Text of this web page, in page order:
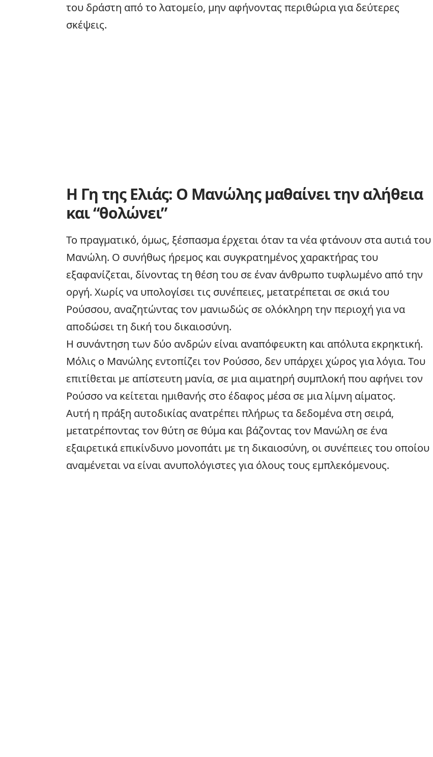
του δράστη από το λατομείο, μην αφήνοντας περιθώρια για δεύτερες
σκέψεις.
Η Γη της Ελιάς: Ο Μανώλης μαθαίνει την αλήθεια
και “θολώνει”
Το πραγματικό, όμως, ξέσπασμα έρχεται όταν τα νέα φτάνουν στα αυτιά του
Μανώλη. Ο συνήθως ήρεμος και συγκρατημένος χαρακτήρας του
εξαφανίζεται, δίνοντας τη θέση του σε έναν άνθρωπο τυφλωμένο από την
οργή. Χωρίς να υπολογίσει τις συνέπειες, μετατρέπεται σε σκιά του
Ρούσσου, αναζητώντας τον μανιωδώς σε ολόκληρη την περιοχή για να
αποδώσει τη δική του δικαιοσύνη.
Η συνάντηση των δύο ανδρών είναι αναπόφευκτη και απόλυτα εκρηκτική.
Μόλις ο Μανώλης εντοπίζει τον Ρούσσο, δεν υπάρχει χώρος για λόγια. Του
επιτίθεται με απίστευτη μανία, σε μια αιματηρή συμπλοκή που αφήνει τον
Ρούσσο να κείτεται ημιθανής στο έδαφος μέσα σε μια λίμνη αίματος.
Αυτή η πράξη αυτοδικίας ανατρέπει πλήρως τα δεδομένα στη σειρά,
μετατρέποντας τον θύτη σε θύμα και βάζοντας τον Μανώλη σε ένα
εξαιρετικά επικίνδυνο μονοπάτι με τη δικαιοσύνη, οι συνέπειες του οποίου
αναμένεται να είναι ανυπολόγιστες για όλους τους εμπλεκόμενους.